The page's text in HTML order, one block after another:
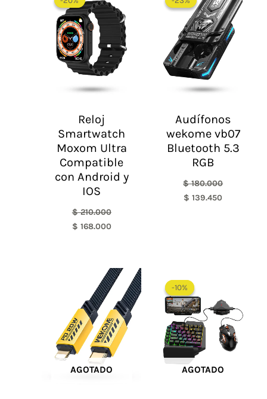
Reloj
Smartwatch
Moxom Ultra
Compatible
con Android y
IOS
$210.000
original
era:
$ 210.000.
$ 168.000
actual
es:
$ 168.000.
Audífonos
wekome vb07
Bluetooth 5.3
RGB
$180.000
original
era:
$ 180.000.
$ 139.450
actual
es:
$ 139.450.
AGOTADO
-10%
AGOTADO
-10%precio
original
era:
$ 157.000.
es:
$ 141.000.